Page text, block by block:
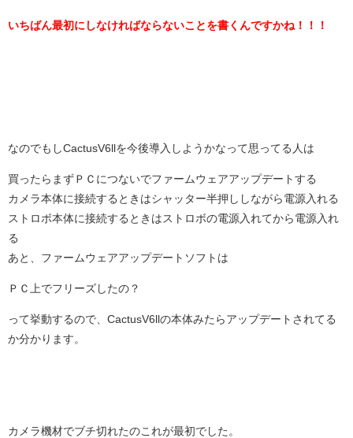
いちばん最初にしなければならないことを書くんですかね！！！
なのでもしCactusV6llを今後導入しようかなって思ってる人は
買ったらまずＰＣにつないでファームウェアアップデートする
カメラ本体に接続するときはシャッター半押ししながら電源入れる
ストロボ本体に接続するときはストロボの電源入れてから電源入れ
る
あと、ファームウェアアップデートソフトは
ＰＣ上でフリーズしたの？
って挙動するので、CactusV6llの本体みたらアップデートされてる
か分かります。
カメラ機材でブチ切れたのこれが最初でした。